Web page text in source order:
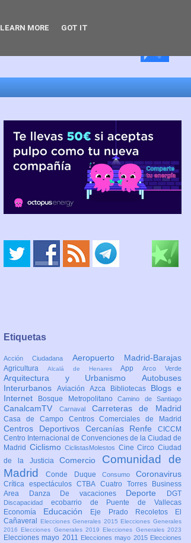
Etiquetas
Acción Ciudadana Aeropuerto Madrid-Barajas
Agricultura Alcalá de HenaresAppArco Verde
Arquitectura y Urbanismo Autobuses
Interurbanos Aviación Azca Bibliotecas Blogs e
Internet
Bosque MetropolitanoCamino de Santiago
CanalcamTV Carnaval Carreteras de Madrid
Casa de Campo Centros Comerciales de Madrid
Centros Deportivos Cercanías Renfe CICCM
Centro Internacional de Convenciones de la Ciudad de
Madrid CiclismoCiclistasMolestos CineCircoCiudad
de la JusticiaComercio Comunidad de
MadridConde Duque Consumo Coronavirus
Crítica espectáculosCTBA Cuatro Torres Business
Area
Danza De vacaciones Deporte DGT
Discapacidad ecobarrio de Puente de Vallecas
Economía Educación Eje Prado Recoletos
El
Cañaveral
Elecciones Generales 2015 Elecciones Generales
2016 Elecciones Generales 2019 Elecciones Generales 2023
Elecciones mayo 2011 Elecciones mayo 2015 Elecciones
LEARN MORE GOT IT